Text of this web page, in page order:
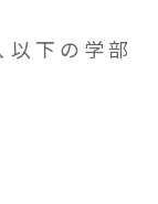
以下の学部